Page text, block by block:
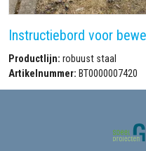
Instructiebord voor
Productlijn: robuust staal
Artikelnummer: BT0000007420